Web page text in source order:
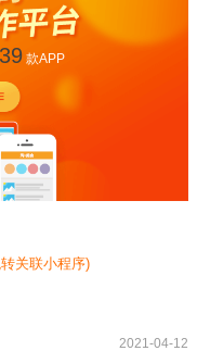
款APP
关联小程序)
2021-04-12